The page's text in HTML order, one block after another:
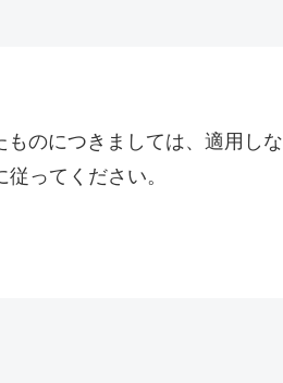
のにつきましては、適用しな
ってください。